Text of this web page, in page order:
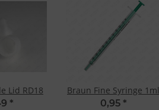
Lid RD18
*
Braun Fine Syringe 1ml
0,95 *